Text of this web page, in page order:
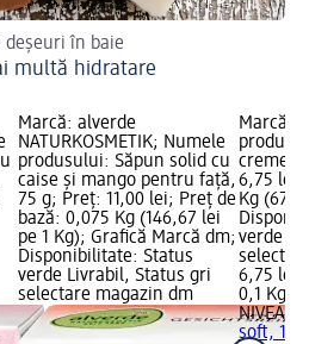
în baie
multă hidratare
Marcă: alverde
NATURKOSMETIK; Numele
produsului: Săpun solid cu
caise și mango pentru față,
75 g; Preț: 11,00 lei; Preț de
bază: 0,075 Kg (146,67 lei
pe 1 Kg); Grafică Marcă dm;
Disponibilitate: Status
verde Livrabil, Status gri
selectare magazin dm
Marcă:
creme
6,75 lei;
Kg
verde
6,75 lei
0,1 Kg
NIVEA
soft, 100